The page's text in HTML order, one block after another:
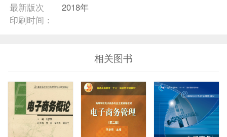
最新版次
印刷时间：
2018年
相关图书